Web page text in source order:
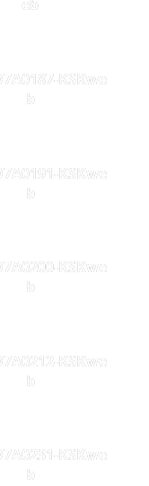
eb
KSKwe
b
KSKwe
b
KSKwe
b
KSKwe
b
KSKwe
b